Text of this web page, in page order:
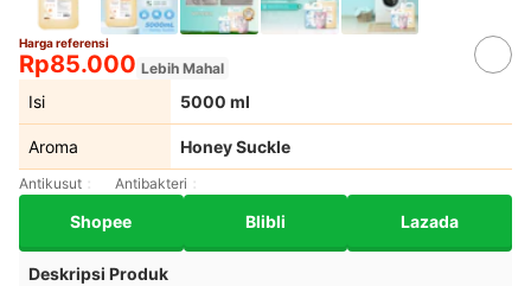
Harga referensi
Rp85.000 Lebih Mahal
Isi 5000 ml
Aroma Honey Suckle
Antikusut Antibakteri
Shopee Blibli Lazada
Deskripsi Produk